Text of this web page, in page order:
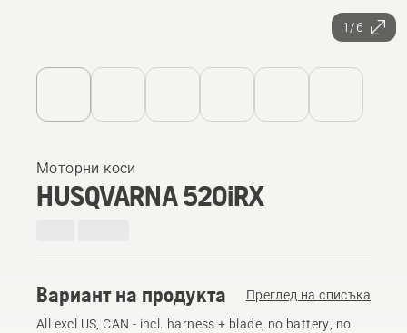
1/6
Моторни коси
HUSQVARNA 520iRX
Вариант на продукта
Преглед на списъка
All excl US, CAN - incl. harness + blade, no battery, no